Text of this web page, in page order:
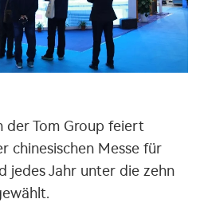
der Tom Group feiert
chinesischen Messe für
jedes Jahr unter die zehn